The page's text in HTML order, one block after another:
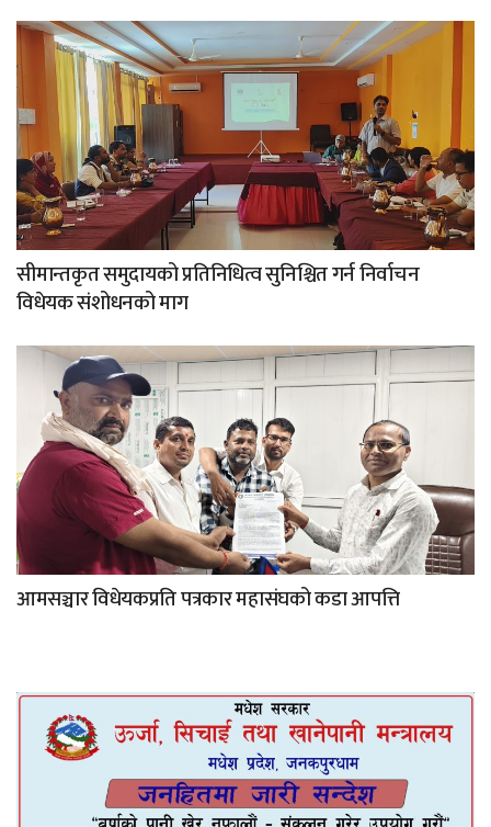
सीमान्तकृत समुदायको प्रतिनिधित्व सुनिश्चित गर्न निर्वाचन
विधेयक संशोधनको माग
आमसञ्चार विधेयकप्रति पत्रकार महासंघको कडा आपत्ति